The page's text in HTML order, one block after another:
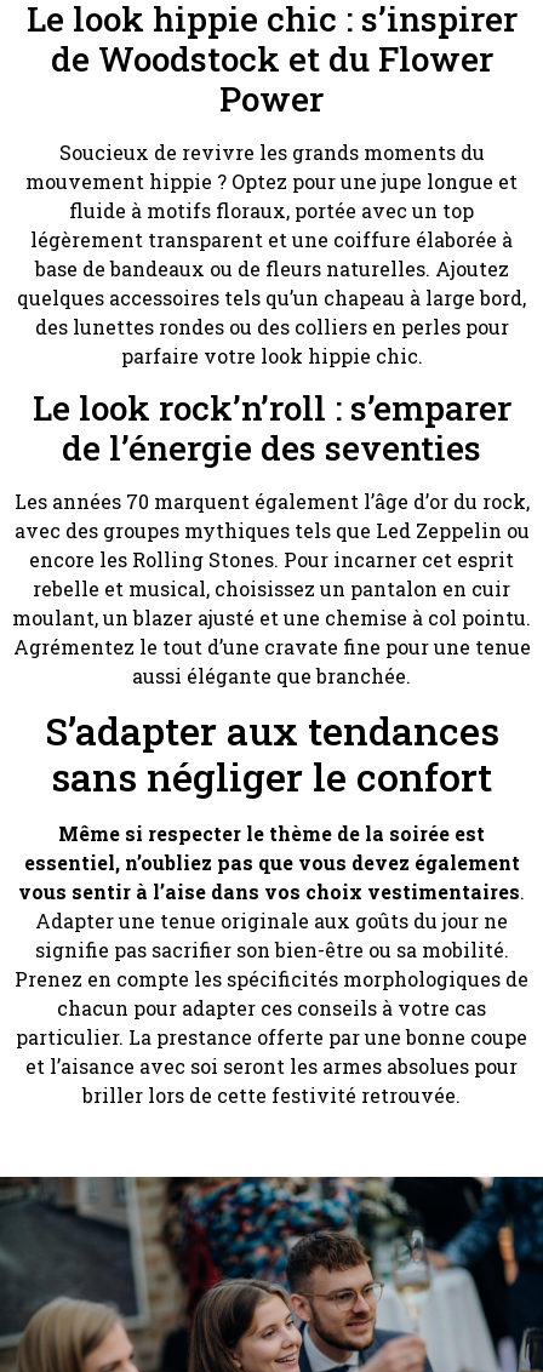
Le look hippie chic : s’inspirer
de Woodstock et du Flower
Power
Soucieux de revivre les grands moments du
mouvement hippie ? Optez pour une jupe longue et
fluide à motifs floraux, portée avec un top
légèrement transparent et une coiffure élaborée à
base de bandeaux ou de fleurs naturelles. Ajoutez
quelques accessoires tels qu’un chapeau à large bord,
des lunettes rondes ou des colliers en perles pour
parfaire votre look hippie chic.
Le look rock’n’roll : s’emparer
de l’énergie des seventies
Les années 70 marquent également l’âge d’or du rock,
avec des groupes mythiques tels que Led Zeppelin ou
encore les Rolling Stones. Pour incarner cet esprit
rebelle et musical, choisissez un pantalon en cuir
moulant, un blazer ajusté et une chemise à col pointu.
Agrémentez le tout d’une cravate fine pour une tenue
aussi élégante que branchée.
S’adapter aux tendances
sans négliger le confort
Même si respecter le thème de la soirée est
essentiel, n’oubliez pas que vous devez également
vous sentir à l’aise dans vos choix vestimentaires.
Adapter une tenue originale aux goûts du jour ne
signifie pas sacrifier son bien-être ou sa mobilité.
Prenez en compte les spécificités morphologiques de
chacun pour adapter ces conseils à votre cas
particulier. La prestance offerte par une bonne coupe
et l’aisance avec soi seront les armes absolues pour
briller lors de cette festivité retrouvée.